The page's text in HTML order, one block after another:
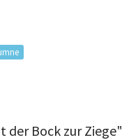
der Bock zur Ziege"